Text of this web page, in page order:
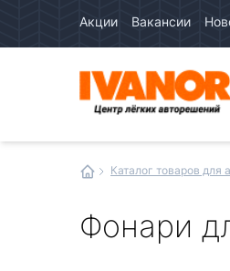
Акции Вакансии
Каталог товаров для
Фонари